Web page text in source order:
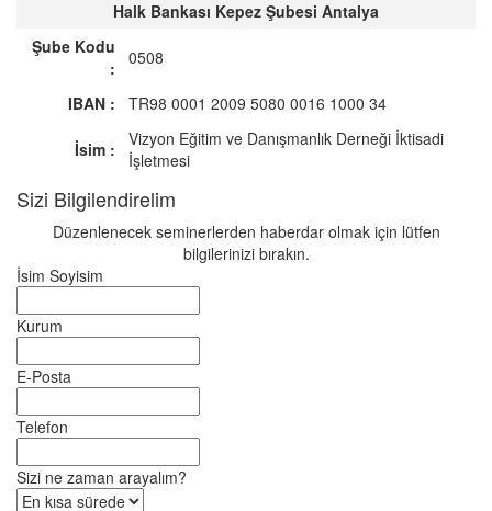
Halk Bankası Kepez Şubesi Antalya
Şube Kodu
:
0508
IBAN : TR98 0001 2009 5080 0016 1000 34
İsim :
Vizyon Eğitim ve Danışmanlık Derneği İktisadi
İşletmesi
Sizi Bilgilendirelim
Düzenlenecek seminerlerden haberdar olmak için lütfen
bilgilerinizi bırakın.
İsim Soyisim
Kurum
E-Posta
Telefon
Sizi ne zaman arayalım?